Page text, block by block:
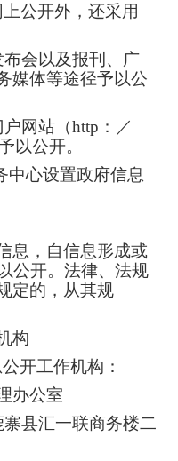
公开外，还采用
会以及报刊、广
媒体等途径予以公
网站（http：／
以公开。
中心设置政府信息
息，自信息形成或
公开。法律、法规
定的，从其规
构
开工作机构：
办公室
寨县汇一联商务楼二